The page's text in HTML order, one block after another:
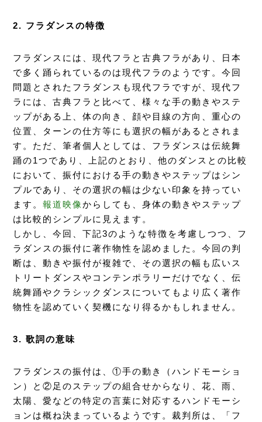
2. フラダンスの特徴
フラダンスには、現代フラと古典フラがあり、日本
で多く踊られているのは現代フラのようです。今回
問題とされたフラダンスも現代フラですが、現代フ
ラには、古典フラと比べて、様々な手の動きやステ
ップがある上、体の向き、顔や目線の方向、重心の
位置、ターンの仕方等にも選択の幅があるとされま
す。ただ、筆者個人としては、フラダンスは伝統舞
踊の1つであり、上記のとおり、他のダンスとの比較
において、振付における手の動きやステップはシン
プルであり、その選択の幅は少ない印象を持ってい
ます。報道映像からしても、身体の動きやステップ
は比較的シンプルに見えます。
しかし、今回、下記3のような特徴を考慮しつつ、フ
ラダンスの振付に著作物性を認めました。今回の判
断は、動きや振付が複雑で、その選択の幅も広いス
トリートダンスやコンテンポラリーだけでなく、伝
統舞踊やクラシックダンスについてもより広く著作
物性を認めていく契機になり得るかもしれません。
3. 歌詞の意味
フラダンスの振付は、①手の動き（ハンドモーショ
ン）と②足のステップの組合せからなり、花、雨、
太陽、愛などの特定の言葉に対応するハンドモーシ
ョンは概ね決まっているようです。裁判所は、「フ